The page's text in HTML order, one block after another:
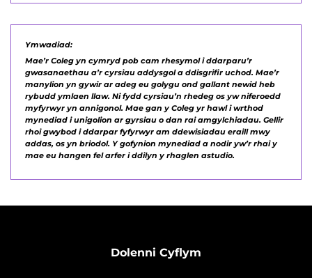
Ymwadiad:
Mae’r Coleg yn cymryd pob cam rhesymol i ddarparu’r
gwasanaethau a’r cyrsiau addysgol a ddisgrifir uchod. Mae’r
manylion yn gywir ar adeg eu golygu ond gallant newid heb
rybudd ymlaen llaw. Ni fydd cyrsiau’n rhedeg os yw niferoedd
myfyrwyr yn annigonol. Mae gan y Coleg yr hawl i wrthod
mynediad i unigolion ar gyrsiau o dan rai amgylchiadau. Gellir
rhoi gwybod i ddarpar fyfyrwyr am ddewisiadau eraill mwy
addas, os yn briodol. Y gofynion mynediad a nodir yw’r rhai y
mae eu hangen fel arfer i ddilyn y rhaglen astudio.
Dolenni Cyflym